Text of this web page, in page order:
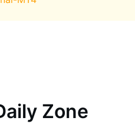
Zone